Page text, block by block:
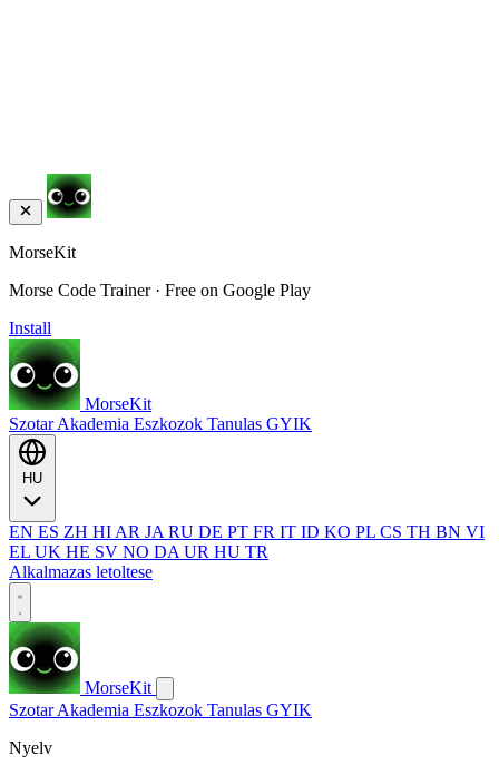
MorseKit
Morse Code Trainer · Free on Google Play
Install
MorseKit
SzotarAkademia Eszkozok Tanulas GYIK
EN ES ZH HI AR JA RU DE PT FR IT ID KO PL CS TH BN VI
EL UK HE SV NO DA UR HU TR
Alkalmazas letoltese
MorseKit
SzotarAkademia Eszkozok Tanulas GYIK
Nyelv